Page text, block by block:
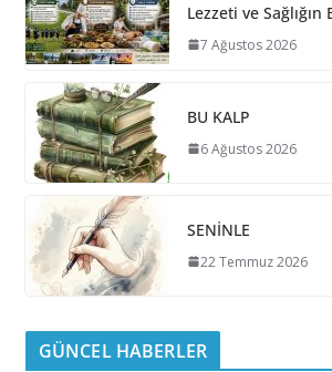
Lezzeti ve Sağlığın
7 Ağustos 2026
BU KALP
6 Ağustos 2026
SENİNLE
22 Temmuz 2026
GÜNCEL HABERLER